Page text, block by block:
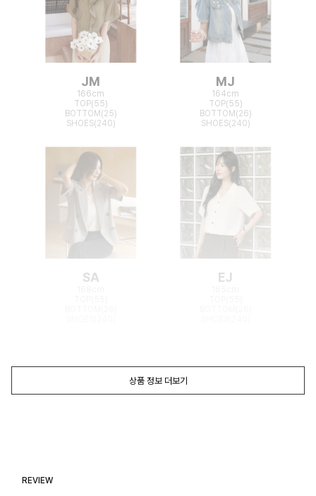
JM
166cm
TOP(55)
BOTTOM(25)
SHOES(240)
MJ
164cm
TOP(55)
BOTTOM(26)
SHOES(240)
SA EJ
상품 정보 더보기
REVIEW